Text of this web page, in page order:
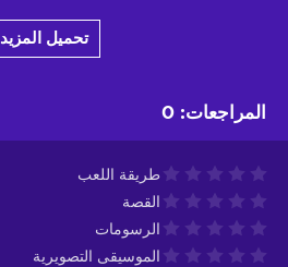
تحميل المزيد
المراجعات:
0
طريقة اللعب
القصة
الرسومات
الموسيقى التصويرية